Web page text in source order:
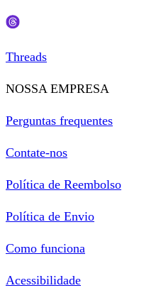
Threads
NOSSA EMPRESA
Perguntas frequentes
Contate-nos
Política de Reembolso
Política de Envio
Como funciona
Acessibilidade